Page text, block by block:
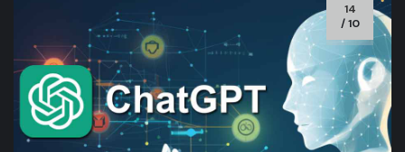
14
/ 10